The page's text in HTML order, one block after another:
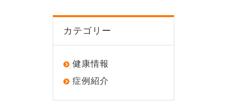
カテゴリー
健康情報
症例紹介